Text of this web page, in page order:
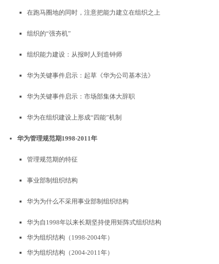
在跑马圈地的同时，注意把能力建立在组织之上
组织的“强夯机”
组织能力建设：从报时人到造钟师
华为关键事件启示：起草《华为公司基本法》
华为关键事件启示：市场部集体大辞职
华为在组织建设上形成“四能”机制
华为管理规范期 1998-2011年
管理规范期的特征
事业部制组织结构
华为为什么不采用事业部制组织结构
华为自1998年以来长期坚持使用矩阵式组织结构
华为组织结构（1998-2004年）
华为组织结构（2004-2011年）